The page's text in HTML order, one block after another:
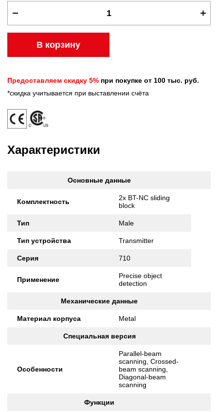
В корзину
Предоставляем скидку 5% при покупке от 100 тыс. руб.
*скидка учитывается при выставлении счёта
Характеристики
Основные данные
Комплектность
2x BT-NC sliding
block
Тип Male
Тип устройства Transmitter
Серия 710
Применение
Precise object
detection
Механические данные
Материал корпуса Metal
Специальная версия
Особенности
Parallel-beam
scanning, Crossed-
beam scanning,
Diagonal-beam
scanning
Функции